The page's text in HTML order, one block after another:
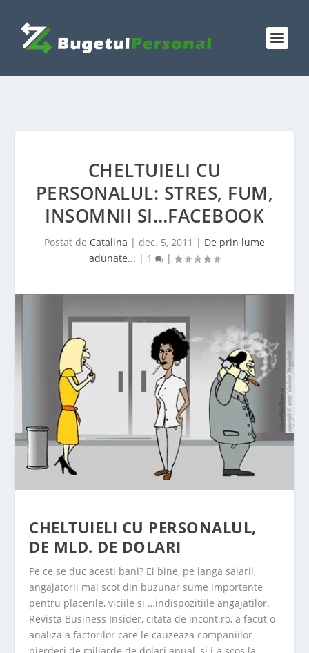
CHELTUIELI CU
PERSONALUL: STRES, FUM,
INSOMNII SI…FACEBOOK
Postat de Catalina | dec. 5, 2011 | De prin lume
adunate... | 1 |
CHELTUIELI CU PERSONALUL,
DE MLD. DE DOLARI
Pe ce se duc acesti bani? Ei bine, pe langa salarii,
angajatorii mai scot din buzunar sume importante
pentru placerile, viciile si …indispozitiile angajatilor.
Revista Business Insider, citata de incont.ro, a facut o
analiza a factorilor care le cauzeaza companiilor